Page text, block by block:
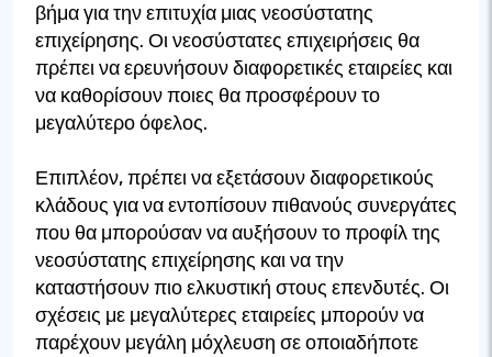
βήμα για την επιτυχία μιας νεοσύστατης
επιχείρησης. Οι νεοσύστατες επιχειρήσεις θα
πρέπει να ερευνήσουν διαφορετικές εταιρείες και
να καθορίσουν ποιες θα προσφέρουν το
μεγαλύτερο όφελος.
Επιπλέον, πρέπει να εξετάσουν διαφορετικούς
κλάδους για να εντοπίσουν πιθανούς συνεργάτες
που θα μπορούσαν να αυξήσουν το προφίλ της
νεοσύστατης επιχείρησης και να την
καταστήσουν πιο ελκυστική στους επενδυτές. Οι
σχέσεις με μεγαλύτερες εταιρείες μπορούν να
παρέχουν μεγάλη μόχλευση σε οποιαδήποτε